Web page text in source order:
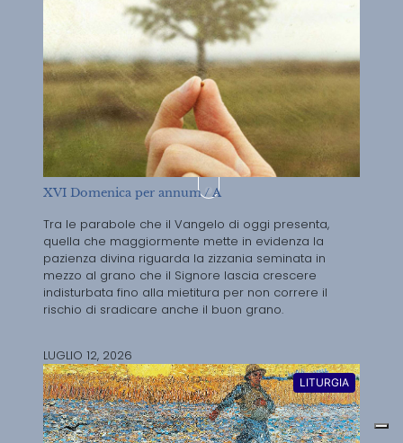
XVI Domenica per annum / A
Tra le parabole che il Vangelo di oggi presenta,
quella che maggiormente mette in evidenza la
pazienza divina riguarda la zizzania seminata in
mezzo al grano che il Signore lascia crescere
indisturbata fino alla mietitura per non correre il
rischio di sradicare anche il buon grano.
LUGLIO 12, 2026
LITURGIA